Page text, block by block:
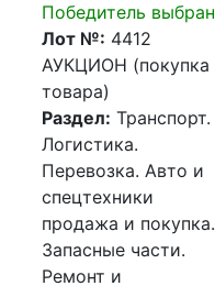
Победитель выбран
Лот №: 4412
АУКЦИОН (покупка
товара)
Раздел: Транспорт.
Логистика.
Перевозка. Авто и
спецтехники
продажа и покупка.
Запасные части.
Ремонт и